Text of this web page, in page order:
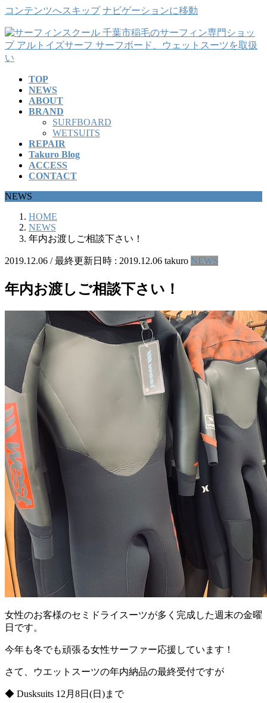
コンテンツへスキップ ナビゲーションに移動
TOP
NEWS
ABOUT
BRAND
SURFBOARD
WETSUITS
REPAIR
Takuro Blog
ACCESS
CONTACT
NEWS
HOME
NEWS
年内お渡しご相談下さい！
2019.12.06 / 最終更新日時 : 2019.12.06 takuro NEWS
年内お渡しご相談下さい！
女性のお客様のセミドライスーツが多く完成した週末の金曜
日です。
今年も冬でも頑張る女性サーファー応援しています！
さて、ウエットスーツの年内納品の最終受付ですが
◆ Dusksuits 12月8日(日)まで